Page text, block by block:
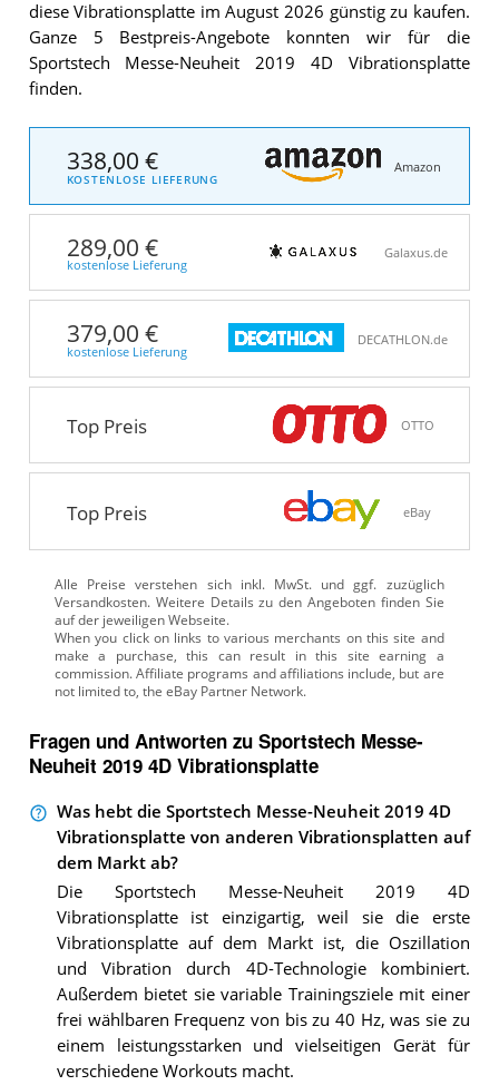
diese Vibrationsplatte im August 2026 günstig zu kaufen.
Ganze 5 Bestpreis-Angebote konnten wir für die
Sportstech Messe-Neuheit 2019 4D Vibrationsplatte
finden.
338,00 €
KOSTENLOSE LIEFERUNG
Amazon
289,00 €
kostenlose Lieferung
Galaxus.de
379,00 €
kostenlose Lieferung
DECATHLON.de
Top Preis OTTO
Top Preis eBay
Alle Preise verstehen sich inkl. MwSt. und ggf. zuzüglich
Versandkosten. Weitere Details zu den Angeboten finden Sie
auf der jeweiligen Webseite.
Fragen und Antworten zu Sportstech Messe-
Neuheit 2019 4D Vibrationsplatte
Was hebt die Sportstech Messe-Neuheit 2019 4D
Vibrationsplatte von anderen Vibrationsplatten auf
dem Markt ab?
Die Sportstech Messe-Neuheit 2019 4D
Vibrationsplatte ist einzigartig, weil sie die erste
Vibrationsplatte auf dem Markt ist, die Oszillation
und Vibration durch 4D-Technologie kombiniert.
Außerdem bietet sie variable Trainingsziele mit einer
frei wählbaren Frequenz von bis zu 40 Hz, was sie zu
einem leistungsstarken und vielseitigen Gerät für
verschiedene Workouts macht.